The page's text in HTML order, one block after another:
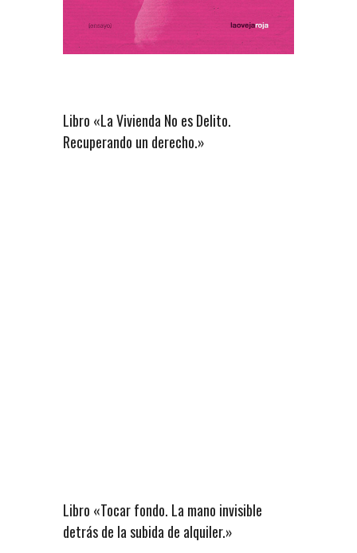
Libro «La Vivienda No es Delito.
Recuperando un derecho.»
Libro «Tocar fondo. La mano invisible
detrás de la subida de alquiler.»